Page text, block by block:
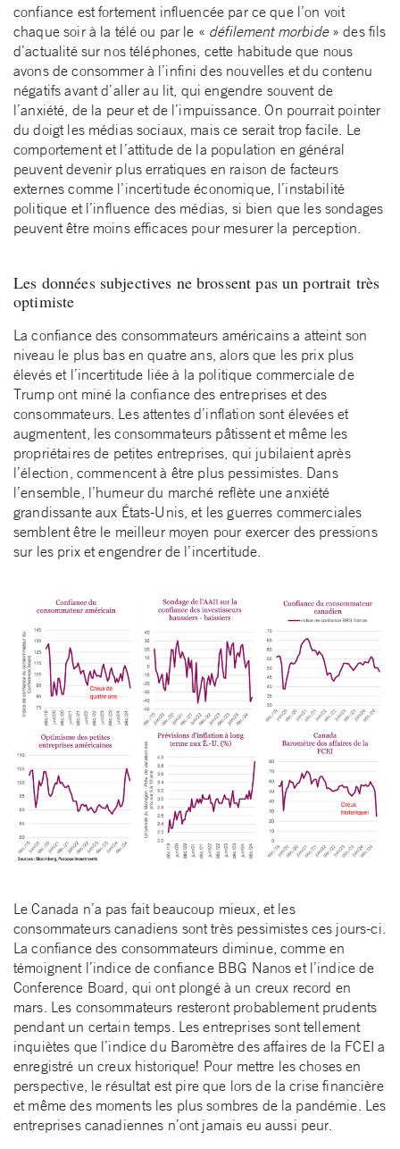
confiance est fortement influencée par ce que l’on voit
chaque soir à la télé ou par le « défilement morbide» des fils
d’actualité sur nos téléphones, cette habitude que nous
avons de consommer à l’infini des nouvelles et du contenu
négatifs avant d’aller au lit, qui engendre souvent de
l’anxiété, de la peur et de l’impuissance. On pourrait pointer
du doigt les médias sociaux, mais ce serait trop facile. Le
comportement et l’attitude de la population en général
peuvent devenir plus erratiques en raison de facteurs
externes comme l’incertitude économique, l’instabilité
politique et l’influence des médias, si bien que les sondages
peuvent être moins efficaces pour mesurer la perception.
Les données subjectives ne brossent pas un portrait très
optimiste
La confiance des consommateurs américains a atteint son
niveau le plus bas en quatre ans, alors que les prix plus
élevés et l’incertitude liée à la politique commerciale de
Trump ont miné la confiance des entreprises et des
consommateurs. Les attentes d’inflation sont élevées et
augmentent, les consommateurs pâtissent et même les
propriétaires de petites entreprises, qui jubilaient après
l’élection, commencent à être plus pessimistes. Dans
l’ensemble, l’humeur du marché reflète une anxiété
grandissante aux États-Unis, et les guerres commerciales
semblent être le meilleur moyen pour exercer des pressions
sur les prix et engendrer de l’incertitude.
Le Canada n’a pas fait beaucoup mieux, et les
consommateurs canadiens sont très pessimistes ces jours-ci.
La confiance des consommateurs diminue, comme en
témoignent l’indice de confiance BBG Nanos et l’indice de
Conference Board, qui ont plongé à un creux record en
mars. Les consommateurs resteront probablement prudents
pendant un certain temps. Les entreprises sont tellement
inquiètes que l’indice du Baromètre des affaires de la FCEI a
enregistré un creux historique! Pour mettre les choses en
perspective, le résultat est pire que lors de la crise financière
et même des moments les plus sombres de la pandémie. Les
entreprises canadiennes n’ont jamais eu aussi peur.